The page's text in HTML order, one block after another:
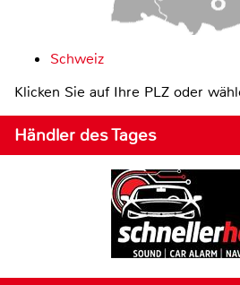
Schweiz
Klicken Sie auf Ihre PLZ oder
Händler des Tages